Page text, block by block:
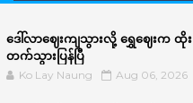
ဒေါ်လာဈေးကျသွားလို့ ရွှေဈေးက ထိုး
တက်သွားပြန်ပြီ
Ko Lay Naung Aug 06, 2026